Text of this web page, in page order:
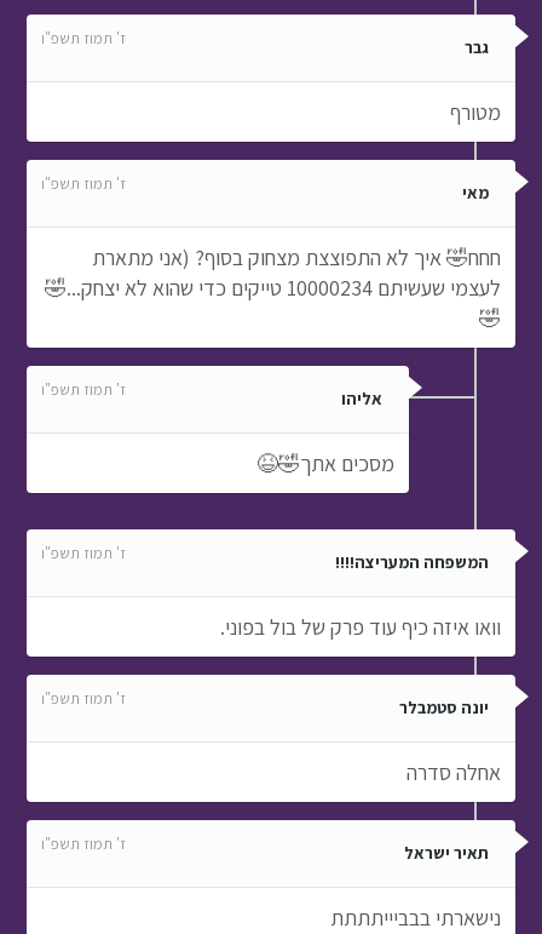
גבר ז' תמוז תשפ"ו
מטורף
מאי ז' תמוז תשפ"ו
חחח🤣 איך לא התפוצצת מצחוק בסוף? (אני מתארת
לעצמי שעשיתם 10000234 טייקים כדי שהוא לא יצחק...🤣
🤣
אליהו ז' תמוז תשפ"ו
מסכים אתך🤣😆
המשפחה המעריצה!!!! ז' תמוז תשפ"ו
וואו איזה כיף עוד פרק של בול בפוני.
יונה סטמבלר ז' תמוז תשפ"ו
אחלה סדרה
תאיר ישראל ז' תמוז תשפ"ו
נישארתי בבביייתתתת